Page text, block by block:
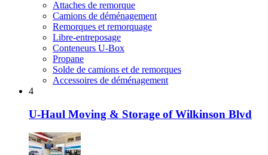
Attaches de remorque
Camions de déménagement
Remorques et remorquage
Libre-entreposage
Conteneurs U-Box
Propane
Solde de camions et de remorques
Accessoires de déménagement
4
U-Haul Moving & Storage of Wilkinson Blvd